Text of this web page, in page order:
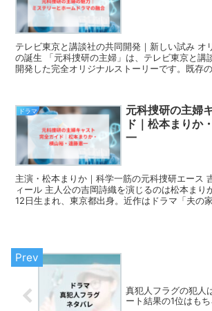
テレビ東京と講談社の共同開発｜新しい試み オ
の誕生 「元科捜研の主婦」は、テレビ東京と講
開発した完全オリジナルストーリーです。既存
ドラマ
元科捜研の主婦
ド｜松本まりか
一
主演・松本まりか｜科学一筋の元科捜研エース
ィール 主人公の吉岡詩織を演じるのは松本まり
12日生まれ、東京都出身。近作はドラマ「夫の
真犯人フラグの犯人
ート結果の1位はもち